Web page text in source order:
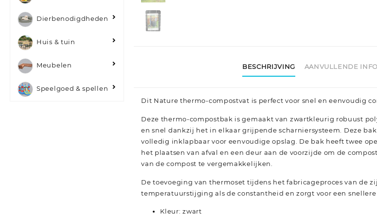
Dierbenodigdheden
Huis & tuin
Meubelen
Speelgoed & spellen
BESCHRIJVING AANVULLENDE
Dit Nature thermo-compostvat is perfect voor snel en eenvoudig
Deze thermo-compostbak is gemaakt van zwartkleurig robuust
en snel dankzij het in elkaar grijpende scharniersysteem. Deze
volledig inklapbaar voor eenvoudige opslag. De bak heeft twee
het plaatsen van afval en een deur aan de voorzijde om de
van de compost te vergemakkelijken.
De toevoeging van thermoset tijdens het fabricageproces van de
temperatuurstijging als de constantheid en zorgt voor een
Kleur: zwart